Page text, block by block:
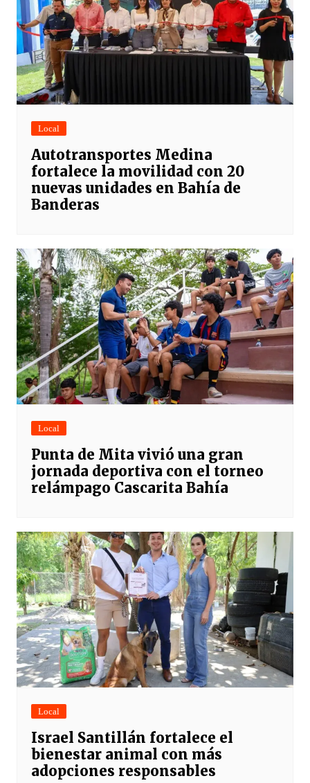
Local
Autotransportes Medina
fortalece la movilidad con 20
nuevas unidades en Bahía de
Banderas
Local
Punta de Mita vivió una gran
jornada deportiva con el torneo
relámpago Cascarita Bahía
Local
Israel Santillán fortalece el
bienestar animal con más
adopciones responsables